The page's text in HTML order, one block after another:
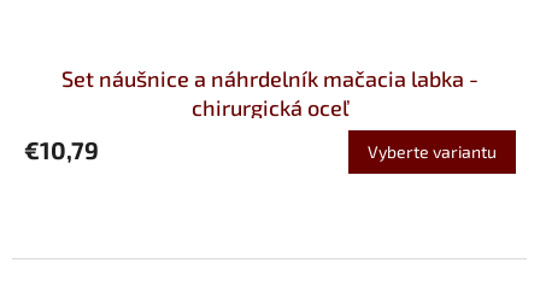
Set náušnice a náhrdelník mačacia labka -
chirurgická oceľ
€10,79 Vyberte variantu